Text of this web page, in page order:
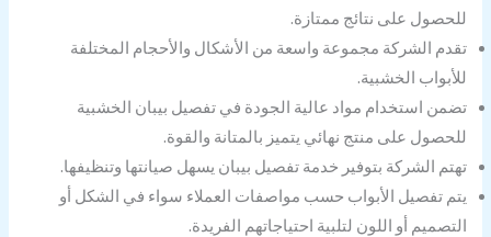
للحصول على نتائج ممتازة.
تقدم الشركة مجموعة واسعة من الأشكال والأحجام المختلفة
للأبواب الخشبية.
تضمن استخدام مواد عالية الجودة في تفصيل بيبان الخشبية
للحصول على منتج نهائي يتميز بالمتانة والقوة.
تهتم الشركة بتوفير خدمة تفصيل بيبان يسهل صيانتها وتنظيفها.
يتم تفصيل الأبواب حسب مواصفات العملاء سواء في الشكل أو
التصميم أو اللون لتلبية احتياجاتهم الفريدة.